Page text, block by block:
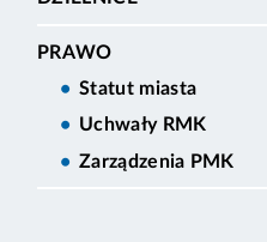
PRAWO
Statut miasta
Uchwały RMK
Zarządzenia PMK